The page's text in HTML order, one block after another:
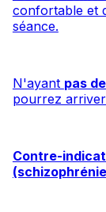
confortable et
séance.
N'ayant pas
pourrez
Contre-